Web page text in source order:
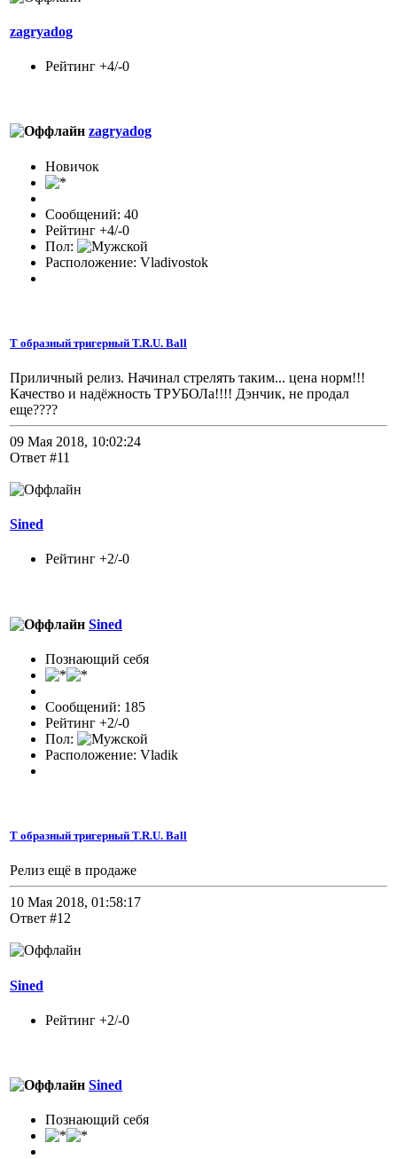
zagryadog
Рейтинг +4/-0
zagryadog
Новичок
Сообщений: 40
Рейтинг +4/-0
Пол:
Расположение: Vladivostok
Т образный тригерный T.R.U. Ball
Приличный релиз. Начинал стрелять таким... цена норм!!!
Качество и надёжность ТРУБОЛа!!!! Дэнчик, не продал
еще????
09 Мая 2018, 10:02:24
Ответ #11
Sined
Рейтинг +2/-0
Sined
Познающий себя
Сообщений: 185
Рейтинг +2/-0
Пол:
Расположение: Vladik
Т образный тригерный T.R.U. Ball
Релиз ещё в продаже
10 Мая 2018, 01:58:17
Ответ #12
Sined
Рейтинг +2/-0
Sined
Познающий себя